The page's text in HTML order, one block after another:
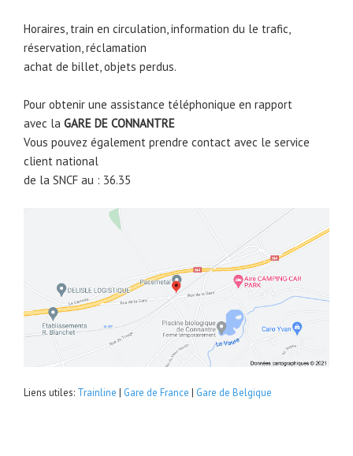
Horaires, train en circulation, information du le trafic,
réservation, réclamation
achat de billet, objets perdus.
Pour obtenir une assistance téléphonique en rapport
avec la GARE DE CONNANTRE
Vous pouvez également prendre contact avec le service
client national
de la SNCF au : 36.35
Liens utiles: Trainline | Gare de France | Gare de Belgique